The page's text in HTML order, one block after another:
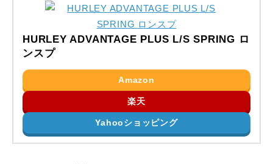
HURLEY ADVANTAGE PLUS L/S SPRING ロ
ンスプ
Amazon
楽天
Yahooショッピング